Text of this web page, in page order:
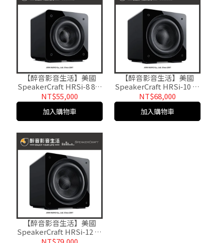
【醉音影音生活】美國
SpeakerCraft HRSi-8 8吋
主動式超低音喇叭/重低音
喇叭.台灣公司貨
NT$55,000
加入購物車
【醉音影音生活】美國
SpeakerCraft HRSi-10 10
吋主動式超低音喇叭/重低
音喇叭.台灣公司貨
NT$68,000
加入購物車
【醉音影音生活】美國
SpeakerCraft HRSi-12 12
吋主動式超低音喇叭/重低